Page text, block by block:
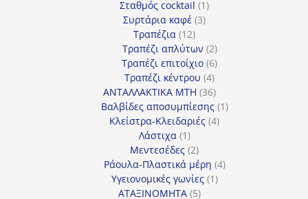
προϊόν
Σταθμός cocktail 11
Συρτάρια καφέ 33
Τραπέζια 1212
προϊόντα
Τραπέζι απλύτων 22
προϊόντα
Τραπέζι επιτοίχιο 66
προϊόντα
Τραπέζι κέντρου 44
προϊόντα
ΑΝΤΑΛΛΑΚΤΙΚΑ MTH 3636
προϊόντα
Βαλβίδες αποσυμπίεσης 11
Κλείστρα-Κλειδαριές 44
Λάστιχα 11
προϊόν
Μεντεσέδες 22
προϊόντα
Ράουλα-Πλαστικά μέρη 44
Υγειονομικές γωνίες 11
ΑΤΑΞΙΝΟΜΗΤΑ 55